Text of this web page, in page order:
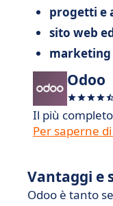
progetti e
sito web
Odoo
Il più
Per saperne
Vantaggi e
Odoo è tanto